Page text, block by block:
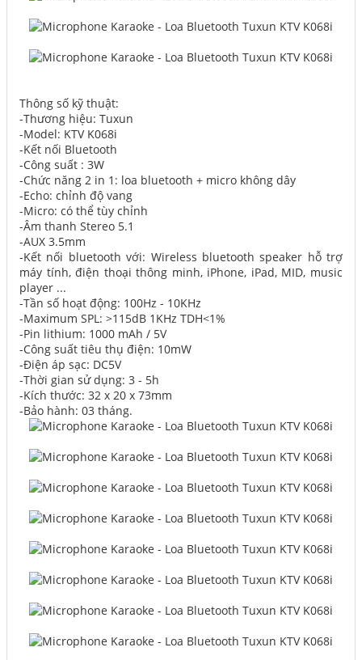
Thông số kỹ thuật:
-Thương hiệu: Tuxun
-Model: KTV K068i
-Kết nối Bluetooth
-Công suất : 3W
-Chức năng 2 in 1: loa bluetooth + micro không dây
-Echo: chỉnh độ vang
-Micro: có thể tùy chỉnh
-Âm thanh Stereo 5.1
-AUX 3.5mm
-Kết nối bluetooth với: Wireless bluetooth speaker hỗ trợ
máy tính, điện thoại thông minh, iPhone, iPad, MID, music
player ...
-Tần số hoạt động: 100Hz - 10KHz
-Maximum SPL: >115dB 1KHz TDH<1%
-Pin lithium: 1000 mAh / 5V
-Công suất tiêu thụ điện: 10mW
-Điện áp sạc: DC5V
-Thời gian sử dụng: 3 - 5h
-Kích thước: 32 x 20 x 73mm
-Bảo hành: 03 tháng.